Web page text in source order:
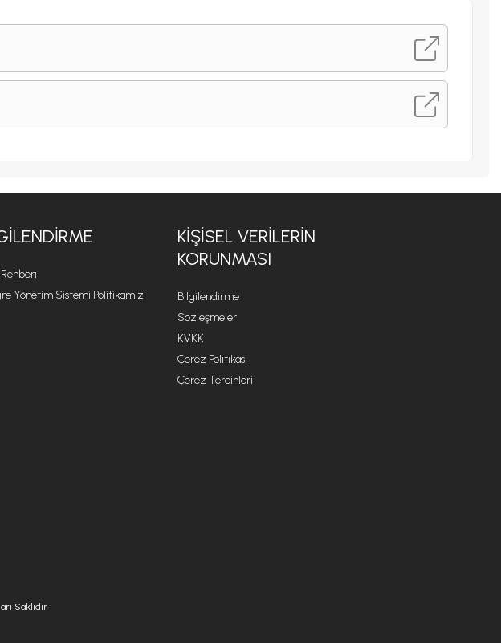
Yönetim Sistemi Politikamız
KİŞİSEL VERİLERİN
KORUNMASI
Bilgilendirme
Sözleşmeler
KVKK
Çerez Politikası
Çerez Tercihleri
Saklıdır